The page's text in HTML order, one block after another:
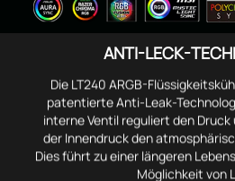
ANTI-LECK-
Die LT240 ARGB-
patentierte Anti-Leak-
interne Ventil reguliert den
der Innendruck den
Dies führt zu einer längeren
Möglichkeit von